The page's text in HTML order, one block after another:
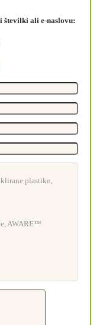
številki ali e-naslovu:
AWARE™